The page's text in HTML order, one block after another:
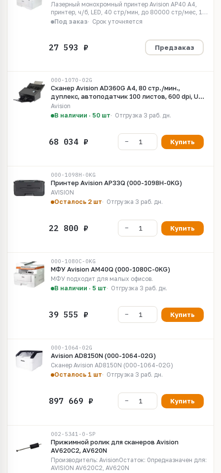
Лазерный монохромный принтер Avision AP40 А4,
принтер, ч/б, LED, 40 стр/мин, до 80000 стр/мес, 1.2
ГГц, 512 Мб, USB 2.0, Ethernet (000-1181-0KG)
Под заказ Срок уточняется
Предзаказ
000-1070-02G
Сканер Avision AD360G A4, 80 стр./мин.,
дуплекс, автоподатчик 100 листов, 600 dpi, USB
3.2
Avision
В наличии · 50 шт
Отгрузка 3 раб. дн.
Купить
000-1098H-0KG
Принтер Avision AP33Q (000-1098H-0KG)
AVISION
Осталось 2 шт
Отгрузка 3 раб. дн.
Купить
000-1080C-0KG
МФУ Avision AM40Q (000-1080C-0KG)
МФУ подходит для малых офисов.
В наличии · 5 шт
Отгрузка 3 раб. дн.
Купить
000-1064-02G
Avision AD8150N (000-1064-02G)
Сканер Avision AD8150N (000-1064-02G)
Осталось 1 шт
Отгрузка 3 раб. дн.
Купить
002-5341-0-SP
Прижимной ролик для сканеров Avision
AV620C2, AV620N
Производитель: AvisionОстаток: 0предназначен для:
AVISION AV620C2, AV620N